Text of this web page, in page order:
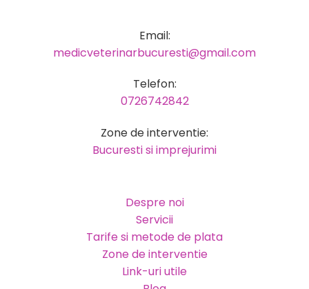
Email:
medicveterinarbucuresti@gmail.com
Telefon:
0726742842
Zone de interventie:
Bucuresti si imprejurimi
Despre noi
Servicii
Tarife si metode de plata
Zone de interventie
Link-uri utile